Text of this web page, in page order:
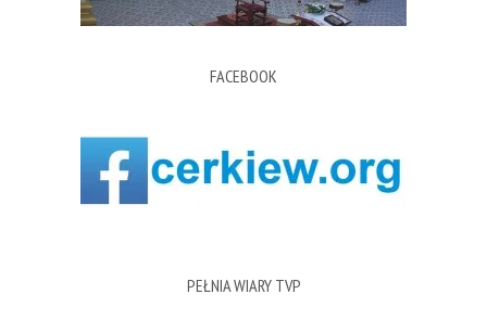
FACEBOOK
PEŁNIA WIARY TVP